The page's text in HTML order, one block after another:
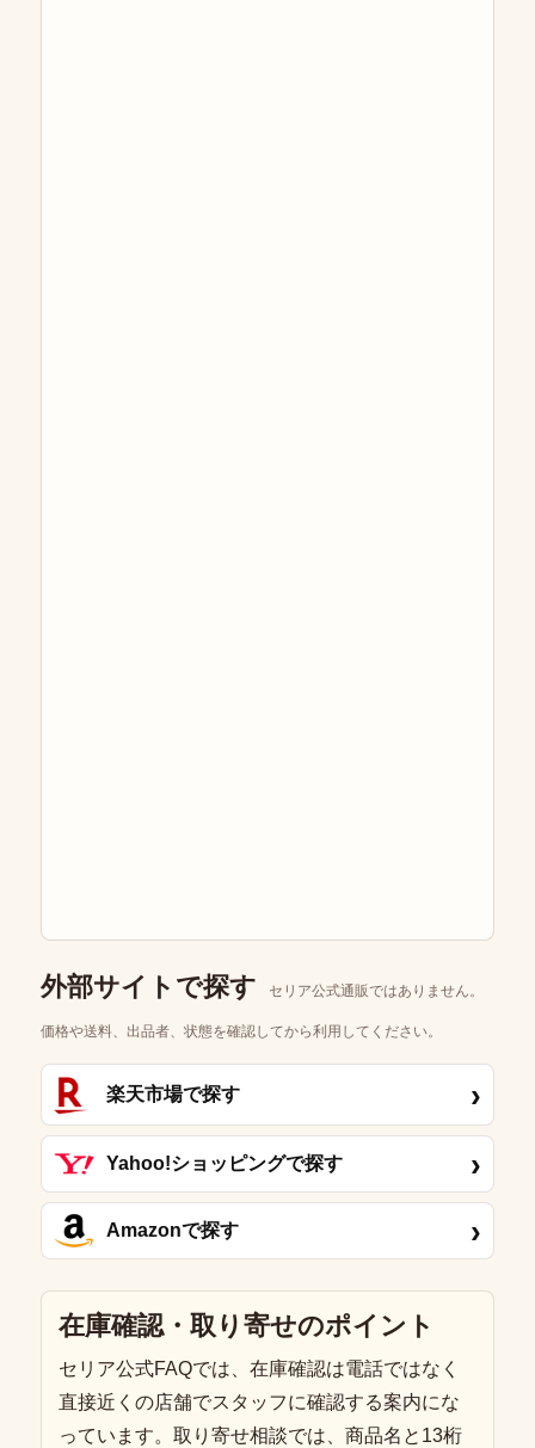
外部サイトで探す セリア公式通販ではありません。
価格や送料、出品者、状態を確認してから利用してください。
楽天市場で探す ›
Yahoo!ショッピングで探す ›
Amazonで探す ›
在庫確認・取り寄せのポイント
セリア公式FAQでは、在庫確認は電話ではなく
直接近くの店舗でスタッフに確認する案内にな
っています。取り寄せ相談では、商品名と13桁